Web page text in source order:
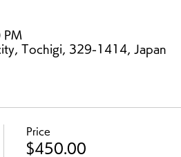
Tochigi, 329-1414, Japan
Price
$450.00